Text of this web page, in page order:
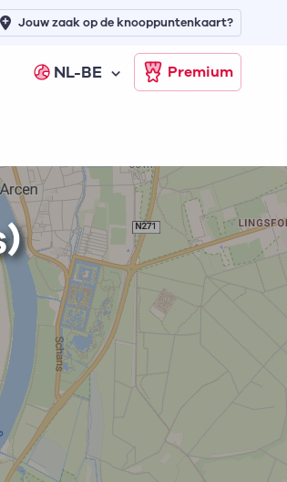
NL-BE Premium
Jouw zaak op de knooppuntenkaart?